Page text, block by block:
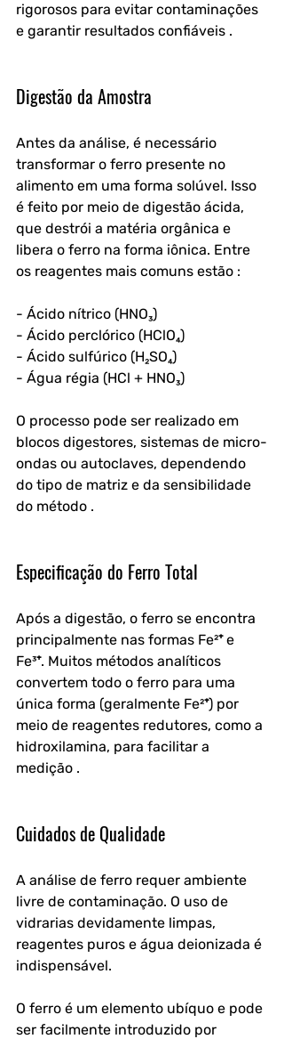
rigorosos para evitar contaminações
e garantir resultados confiáveis .
Digestão da Amostra
Antes da análise, é necessário
transformar o ferro presente no
alimento em uma forma solúvel. Isso
é feito por meio de digestão ácida,
que destrói a matéria orgânica e
libera o ferro na forma iônica. Entre
os reagentes mais comuns estão :
- Ácido nítrico (HNO₃)
- Ácido perclórico (HClO₄)
- Ácido sulfúrico (H₂SO₄)
- Água régia (HCl + HNO₃)
O processo pode ser realizado em
blocos digestores, sistemas de micro-
ondas ou autoclaves, dependendo
do tipo de matriz e da sensibilidade
do método .
Especificação do Ferro Total
Após a digestão, o ferro se encontra
principalmente nas formas Fe²⁺ e
Fe³⁺. Muitos métodos analíticos
convertem todo o ferro para uma
única forma (geralmente Fe²⁺) por
meio de reagentes redutores, como a
hidroxilamina, para facilitar a
medição .
Cuidados de Qualidade
A análise de ferro requer ambiente
livre de contaminação. O uso de
vidrarias devidamente limpas,
reagentes puros e água deionizada é
indispensável.
O ferro é um elemento ubíquo e pode
ser facilmente introduzido por